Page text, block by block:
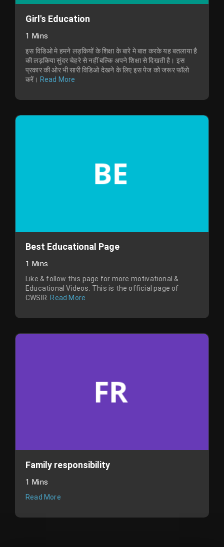
Girl's Education
1 Mins
इस विडिओ मे हमने लड़कियों के शिक्षा के बारे मे बात करके यह बतलाया है
की लड़किया सुंदर चेहरे से नहीं बल्कि अपने शिक्षा से दिखती है। इस
प्रकार की ओर भी सारी विडिओ देखने के लिए इस पेज को जरूर फॉलो
करें। Read More
Best Educational Page
1 Mins
Like & follow this page for more motivational &
Educational Videos. This is the official page of
CWSIR. Read More
Family responsibility
1 Mins
Read More